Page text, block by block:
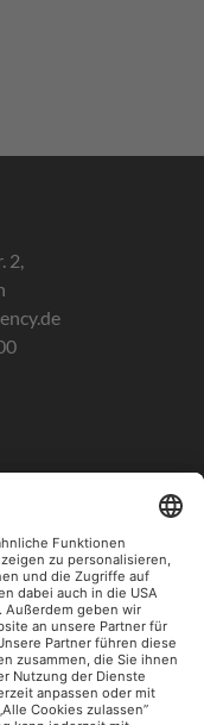
2,